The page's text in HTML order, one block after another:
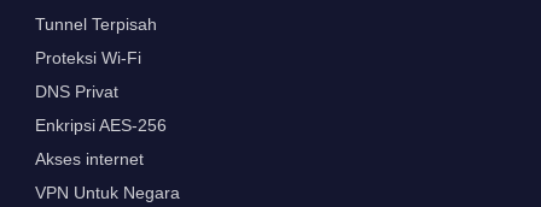
Tunnel Terpisah
Proteksi Wi-Fi
DNS Privat
Enkripsi AES-256
Akses internet
VPN Untuk Negara